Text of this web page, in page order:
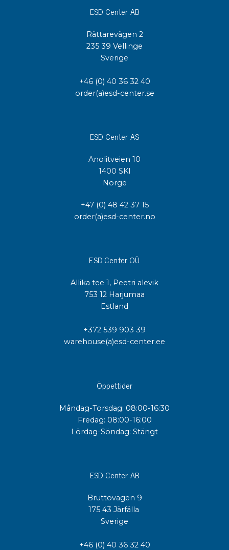
ESD Center AB
Rättarevägen 2
235 39 Vellinge
Sverige
+46 (0) 40 36 32 40
order(a)esd-center.se
ESD Center AS
Anolitveien 10
1400 SKI
Norge
+47 (0) 48 42 37 15
order(a)esd-center.no
ESD Center OÜ
Allika tee 1, Peetri alevik
753 12 Harjumaa
Estland
+372 539 903 39
warehouse(a)esd-center.ee
Öppettider
Måndag-Torsdag: 08:00-16:30
Fredag: 08:00-16:00
Lördag-Söndag: Stängt
ESD Center AB
Bruttovägen 9
175 43 Järfälla
Sverige
+46 (0) 40 36 32 40